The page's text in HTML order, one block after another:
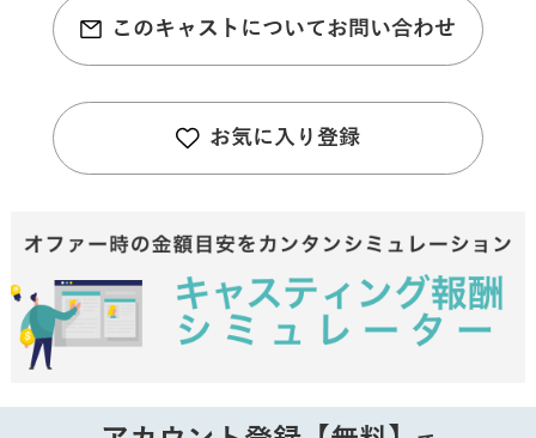
このキャストについてお問い合わせ
お気に入り登録